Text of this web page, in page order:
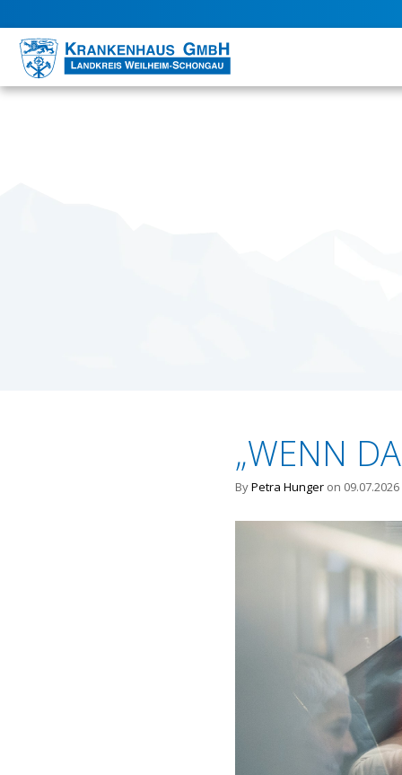
„WENN
ByPetra Hunger on 09.07.2026